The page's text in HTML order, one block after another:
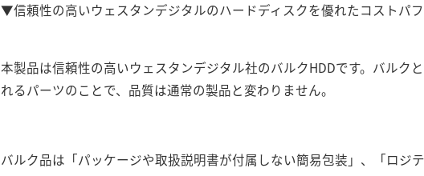
▼信頼性の高いウェスタンデジタルのハードディスクを優れたコストパ
本製品は信頼性の高いウェスタンデジタル社のバルクHDDです。バルク
れるパーツのことで、品質は通常の製品と変わりません。
バルク品は「パッケージや取扱説明書が付属しない簡易包装」、「ロジ